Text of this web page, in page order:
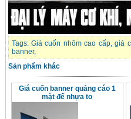
Tags: Giá cuốn nhôm cao cấp,giá
banner,
Sản phẩm khác
Giá cuốn banner quảng cáo 1
mặt đế nhựa to